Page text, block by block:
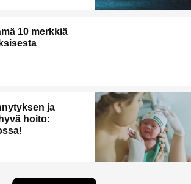
10 merkkiä
ja
hoito: